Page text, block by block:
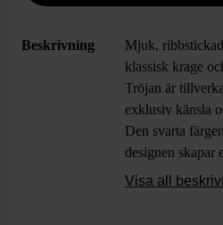
Beskrivning
Mjuk,
klassisk krage
Tröjan är
exklusiv känsla
Den svarta
designen skapar
look som passar
Visa all